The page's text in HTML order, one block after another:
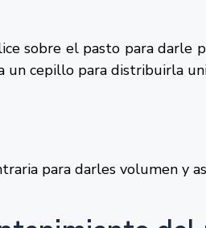
sobre el pasto para darle
un cepillo para distribuirla
para darles volumen y